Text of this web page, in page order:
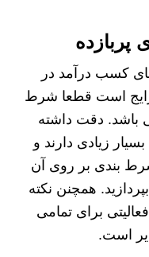
کسب درآمد در
رایج است قطعا شرط
باشد. دقت داشته
زیادی دارند و
بندی بر روی آن
همچنن نکته
برای تمامی
است.